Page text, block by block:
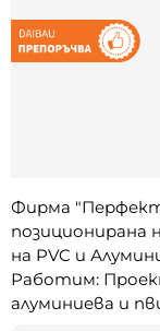
Фирма
позиционирана
на PVC и
Работим:
алуминиева и